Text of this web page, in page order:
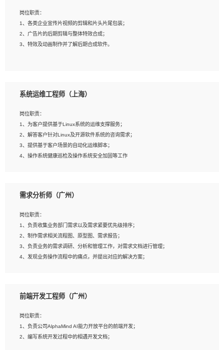
3、想象力丰富, 有一定的艺术审美深度；
4、有良好的场景特效搭建功底；
5、熟悉 3Ds Max 或者 Maya；
6、有良好的沟通能力和团队合作意识；
岗位职责：
1、各类企业宣传片视频的剪辑和片头片尾包装；
2、广告片的后期剪辑与整体特效合成；
3、特效及动画制作并了解后期合成软件。
2、熟练使用After Effect、Photo Shop、熟练掌握视频剪辑和特效包装软件；
4、在剪辑上会思考，有一定编导思维；
5、踏实， 勤奋，愿意在工作中不断学习，提高自我；
6、能与同事友好相处。
系统运维工程师（上海）
岗位职责：
1、为客户提供基于Linux系统的运维支撑服务；
2、解答客户针对Linux及开源软件系统的咨询需求；
3、提供基于客户场景的自动化运维脚本；
4、操作系统健康巡检及操作系统安全加固等工作
1、全日制本科计算机相关专业毕业，3年以上相关工作经验；
3、熟练使用脚本语言，shell/python任一种，熟练使用Ansible
4、熟悉linux常见服务、中间件的基本原理、部署以及故障处理，如：Mysql、
Apache、Nginx、Zabbix、Kafka等
5、熟悉主流虚拟化技术，如：VMware、KVM
6、具备网络方面的基础知识，熟悉常见的网络协议，如TCP/IP，转发原理，路由优
8、有良好的文档编写能力和沟通能力，有RHCE证书优先
需求分析师（广州）
岗位职责：
1、负责收集业务部门需求以及需求紧要优先级排序；
2、制作需求相关流程图、原型图、需求报告；
3、负责业务的需求调研、分析和管理工作，对需求文档进行管理；
4、发现业务操作流程中的痛点，并提出对应的解决方案；
岗位要求：
2、熟悉产品及需求规划工具，如:Axure、Xmind、MS Project等；
3、具备良好的交流协调能力，有较强的责任感、工作积极主动；
4、有较强的系统需求分析、文档编写能力、沟通能力；
前端开发工程师（广州）
岗位职责：
1、负责公司AlphaMind AI能力开放平台的前端开发；
2、编写系统开发过程中的相遇开发文档；